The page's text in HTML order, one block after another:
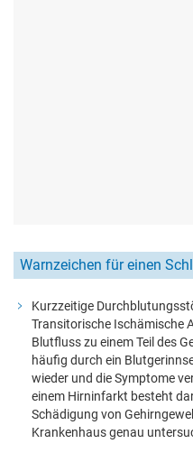
Warnzeichen für einen
Kurzzeitige
Transitorische Ischämische
Blutfluss zu einem Teil des
häufig durch ein
wieder und die Symptome
einem Hirninfarkt besteht
Schädigung von
Krankenhaus genau